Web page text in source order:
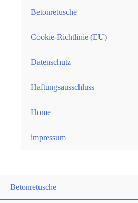
Betonretusche
Cookie-Richtlinie (EU)
Datenschutz
Haftungsausschluss
Home
impressum
Betonretusche